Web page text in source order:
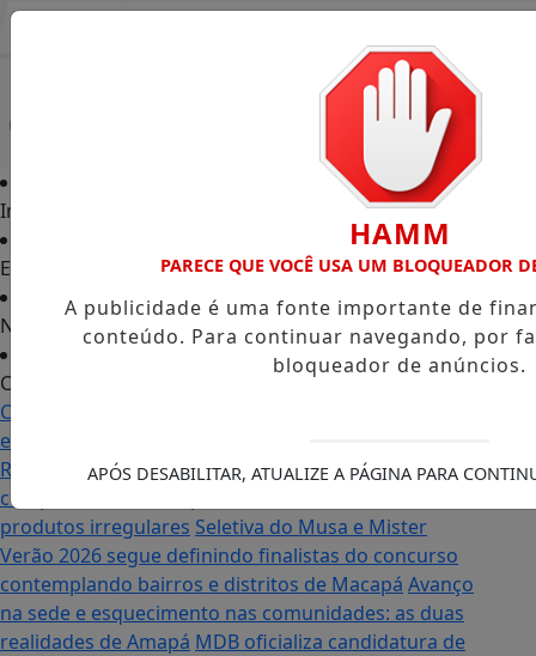
Início
Edições
Notícias
Contato
Carol Monteiro: trajetória política ganha destaque
em Porto Grande com atuação voltada ao município
Receita Federal anuncia mudanças no programa de
compras no exterior para evitar entrada de
produtos irregulares Seletiva do Musa e Mister
Verão 2026 segue definindo finalistas do concurso
contemplando bairros e distritos de Macapá Avanço
na sede e esquecimento nas comunidades: as duas
realidades de Amapá MDB oficializa candidatura de
HAMM
PARECE QUE VOCÊ USA UM BLOQUEADOR
A publicidade é uma fonte importante de
conteúdo. Para continuar navegando, por
bloqueador de anúncios.
APÓS DESABILITAR, ATUALIZE A PÁGINA PARA